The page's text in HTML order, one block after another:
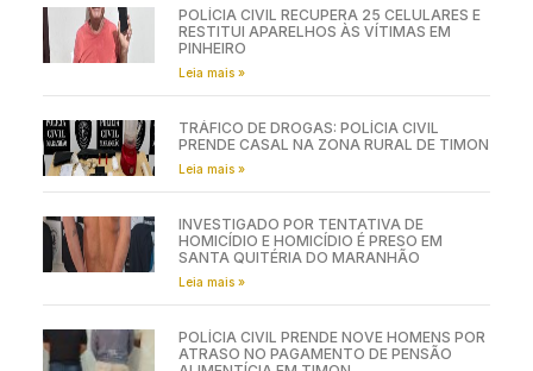
POLÍCIA CIVIL RECUPERA 25 CELULARES E
RESTITUI APARELHOS ÀS VÍTIMAS EM
PINHEIRO
Leia mais »
TRÁFICO DE DROGAS: POLÍCIA CIVIL
PRENDE CASAL NA ZONA RURAL DE TIMON
Leia mais »
INVESTIGADO POR TENTATIVA DE
HOMICÍDIO E HOMICÍDIO É PRESO EM
SANTA QUITÉRIA DO MARANHÃO
Leia mais »
POLÍCIA CIVIL PRENDE NOVE HOMENS POR
ATRASO NO PAGAMENTO DE PENSÃO